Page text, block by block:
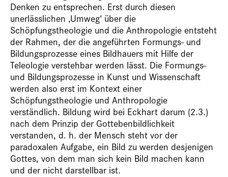
Denken zu entsprechen. Erst durch diesen
unerlässlichen ‚Umweg‘ über die
Schöpfungstheologie und die Anthropologie entsteht
der Rahmen, der die angeführten Formungs- und
Bildungsprozesse eines Bildhauers mit Hilfe der
Teleologie verstehbar werden lässt. Die Formungs-
und Bildungsprozesse in Kunst und Wissenschaft
werden also erst im Kontext einer
Schöpfungstheologie und Anthropologie
verständlich. Bildung wird bei Eckhart darum (2.3.)
nach dem Prinzip der Gottebenbildlichkeit
verstanden, d. h. der Mensch steht vor der
paradoxalen Aufgabe, ein Bild zu werden desjenigen
Gottes, von dem man sich kein Bild machen kann
und der nicht darstellbar ist.